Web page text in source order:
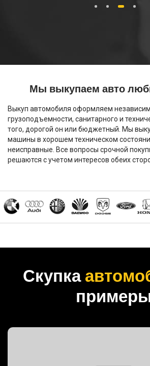
1 2 3 4
Мы выкупаем авто
Выкуп автомобиля оформляем
грузоподъемности, санитарного и
того, дорогой он или бюджетный. Мы
машины в хорошем техническом
неисправные. Все вопросы срочной
решаются с учетом интересов обеих
Скупка